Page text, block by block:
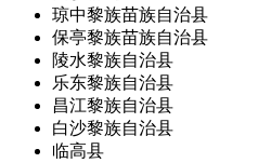
琼中黎族苗族自治县
保亭黎族苗族自治县
陵水黎族自治县
乐东黎族自治县
昌江黎族自治县
白沙黎族自治县
临高县